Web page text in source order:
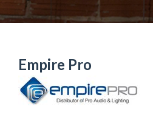
Empire Pro